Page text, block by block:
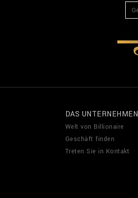
DAS UNTERNEHMEN
Welt von Billionaire
Geschäft finden
Treten Sie in Kontakt